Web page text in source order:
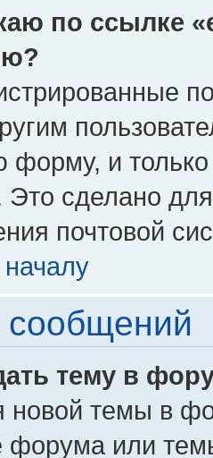
по ссылке
и
сделано
почтовой
сообщений
тему в
новой темы в
форума или